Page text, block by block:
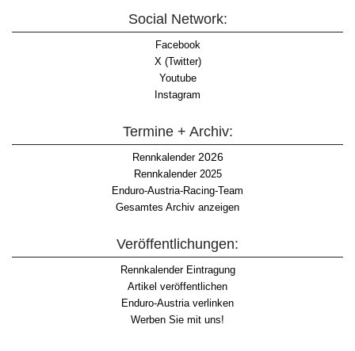
Social Network:
Facebook
X (Twitter)
Youtube
Instagram
Termine + Archiv:
Rennkalender2026
Rennkalender 2025
Enduro-Austria-Racing-Team
Gesamtes Archiv anzeigen
Veröffentlichungen:
Rennkalender Eintragung
Artikel veröffentlichen
Enduro-Austria verlinken
Werben Sie mit uns!